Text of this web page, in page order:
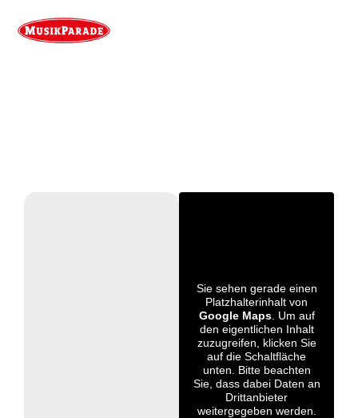
Sie sehen gerade einen
Platzhalterinhalt von
Google Maps. Um auf
den eigentlichen Inhalt
zuzugreifen, klicken Sie
auf die Schaltfläche
unten. Bitte beachten
Sie, dass dabei Daten an
Drittanbieter
weitergegeben werden.